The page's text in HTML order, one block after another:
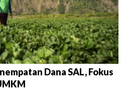
Dana SAL, Fokus